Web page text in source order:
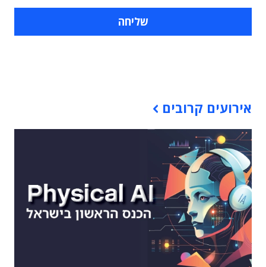
אירועים קרובים